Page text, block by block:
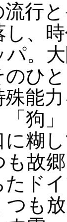
行と
し、
パ。
のひ
能
「狗
に糊
も故
たド
つも